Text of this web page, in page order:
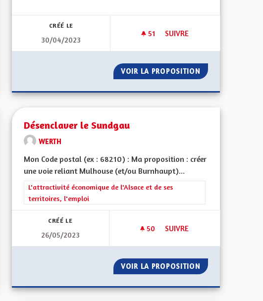
SOINS NON PROGRAMMÉS DANS CHAQUE CANTON
MAISONS DE SOINS NON PROGRAMMÉS DANS CHAQUE CANTON
CRÉÉ LE
30/04/2023
51 51 ABONNÉS
SUIVRE
VOIR LA PROPOSITION DÉSERT MÉDICAL
écologiques, environnementales et climatiques
L A35
Désenclaver le Sundgau
WERTH
Mon Code postal (ex : 68210) : Ma proposition : créer
une voie reliant Mulhouse (et/ou Burnhaupt)...
Filtrer les résultats de la catégorie : L'attractivité économique de l'Alsace
L'attractivité économique de l'Alsace et de ses
territoires, l'emploi
CRÉÉ LE
26/05/2023
50 50 ABONNÉS
SUIVRE
VOIR LA PROPOSITION DÉSENCLAVER